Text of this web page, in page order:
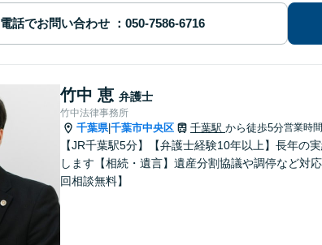
電話でお問い合わせ
竹中 恵 弁護士
竹中法律事務所
千葉県|千葉市中央区 千葉駅 から徒歩5分営業時
【JR千葉駅5分】【弁護士経験10年以上】長年の
します【相続・遺言】遺産分割協議や調停など対
回相談無料】